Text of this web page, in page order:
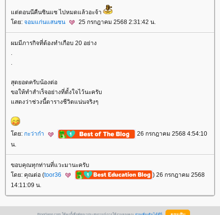
ต่ตอนนีคืนซินแซ ไปหมดแล้วอะจ้า
ดย: จอมแก่นแสนซน 25 กรกฎาคม 2568 2:31:42 น.
ผมมีภารกิจที่ต้องทำเกือบ 20 อย่าง
.
.
สุดยอดครับน้องต่อ
ขอให้ทำสำเร็จอย่างที่ตั้งใจไว้นะครับ
สดงว่าช่วงนี้ตารางชีวิตแน่นจริงๆ
ดย: กะว่าก๋า
26 กรกฎาคม 2568 4:54:10
น.
ขอบคุณทุกท่านที่แวะมานะครับ
ดย: คุณต่อ (toor36
) 26 กรกฎาคม 2568
14:11:09 น.
BlogGang.com ใช้คุกกี้เพื่อพัฒนาประสบการณ์การใช้งานของคุณ อ่านเพิ่มเติมได้ที่นี่